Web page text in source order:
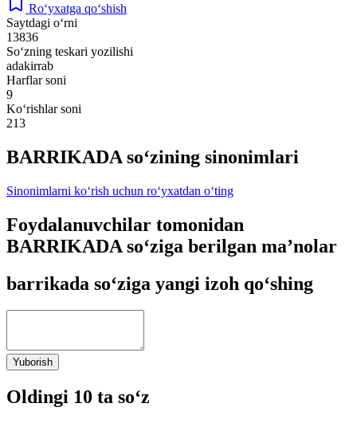
Ro‘yxatga qo‘shish
Saytdagi o‘rni
13836
So‘zning teskari yozilishi
adakirrab
Harflar soni
9
Ko‘rishlar soni
213
BARRIKADA so‘zining sinonimlari
Sinonimlarni ko‘rish uchun ro‘yxatdan o‘ting
Foydalanuvchilar tomonidan
BARRIKADA so‘ziga berilgan ma’nolar
barrikada so‘ziga yangi izoh qo‘shing
Yuborish
Oldingi 10 ta so‘z